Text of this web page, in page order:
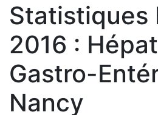
Statistiques
2016 :
Gastro-
Nancy